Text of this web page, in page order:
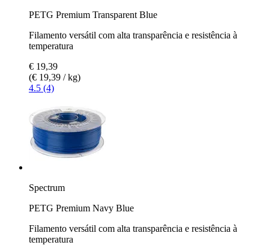
PETG Premium Transparent Blue
Filamento versátil com alta transparência e resistência à
temperatura
€ 19,39
(€ 19,39 / kg)
4.5 (4)
Spectrum
PETG Premium Navy Blue
Filamento versátil com alta transparência e resistência à
temperatura